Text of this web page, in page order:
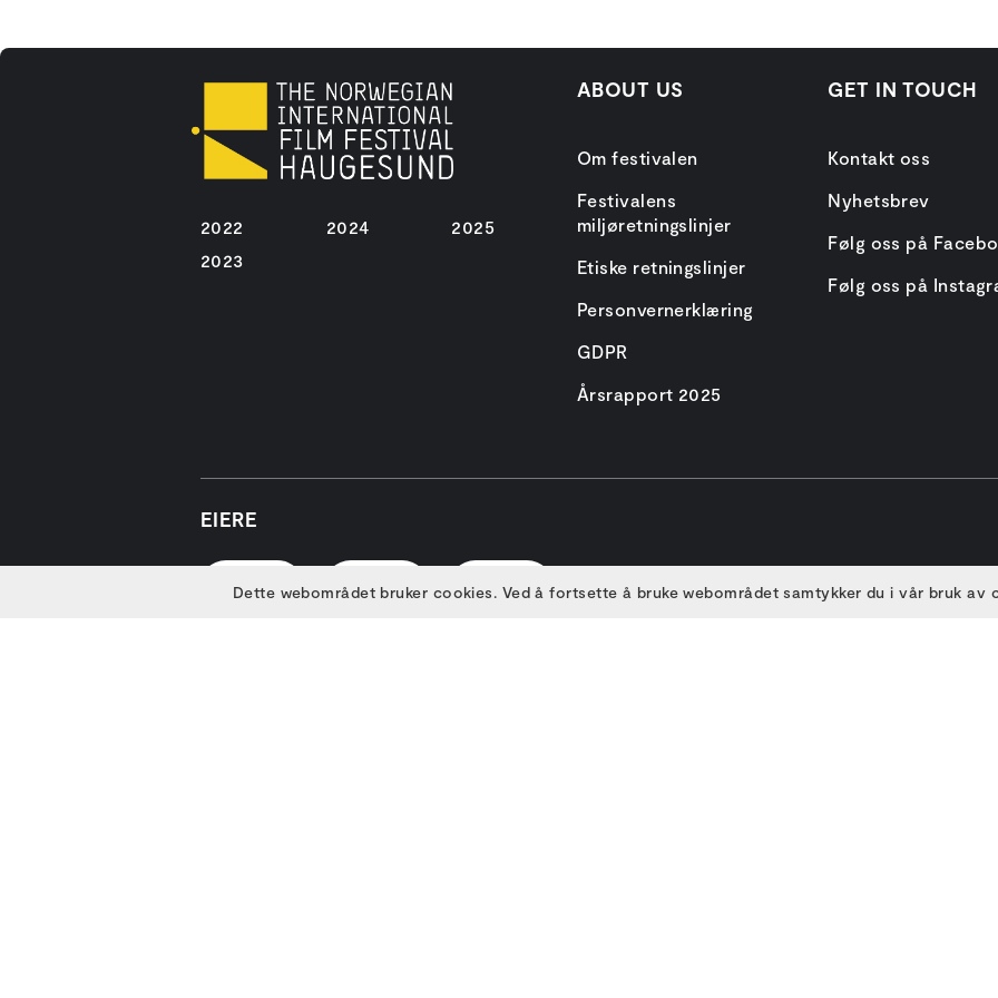
2022
2023
2024 2025
ABOUT US
Om festivalen
Festivalens
miljøretningslinjer
Etiske retningslinjer
Personvernerklæring
GDPR
Årsrapport 2025
GET IN TOUCH
Kontakt oss
Nyhetsbrev
Følg oss på
Følg oss på
EIERE
Dette webområdet bruker cookies. Ved å fortsette å bruke webområdet samtykker du i vår bruk av